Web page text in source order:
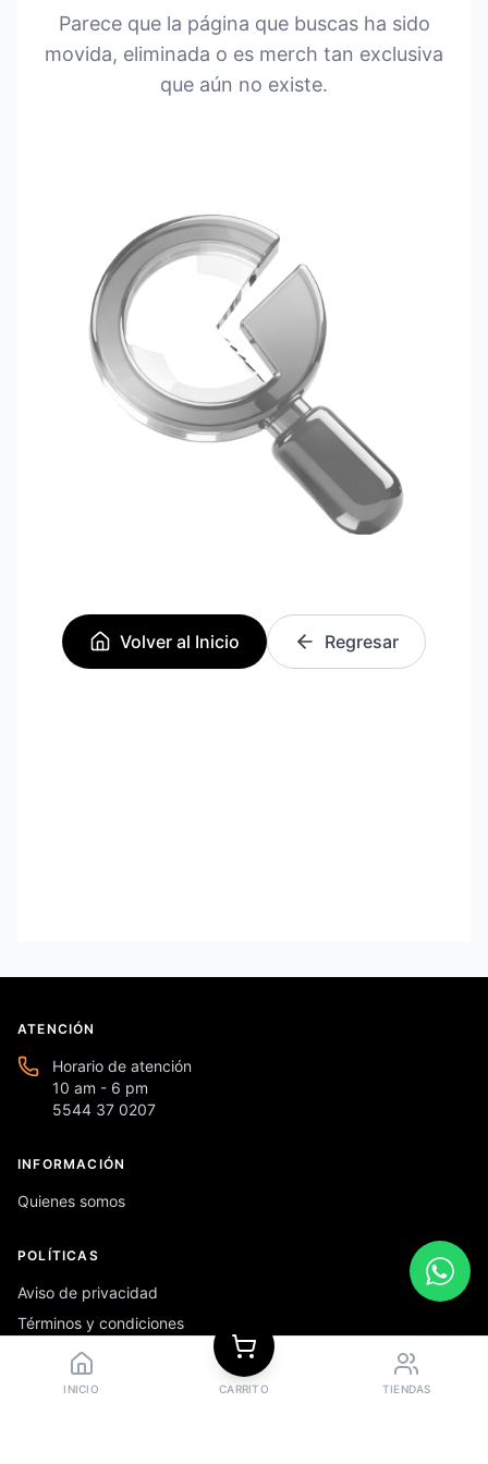
Parece que la página que buscas ha sido
movida, eliminada o es merch tan exclusiva
que aún no existe.
Volver al Inicio Regresar
INICIO CARRITO TIENDAS
ATENCIÓN
Horario de atención
10 am - 6 pm
5544 37 0207
INFORMACIÓN
Quienes somos
POLÍTICAS
Aviso de privacidad
Términos y condiciones
Preguntas frecuentes